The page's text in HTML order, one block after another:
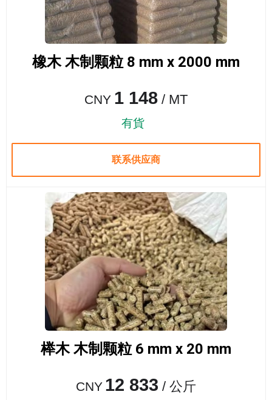
橡木 木制颗粒 8 mm x 2000 mm
CNY 1 148 / MT
有貨
联系供应商
榉木 木制颗粒 6 mm x 20 mm
CNY 12 833 / 公斤